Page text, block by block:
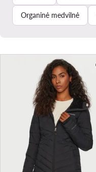
Organinė medvilnė